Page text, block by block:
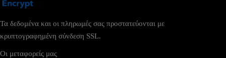
Τα δεδομένα και οι πληρωμές σας προστατεύονται με
κρυπτογραφημένη σύνδεση SSL.
Οι μεταφορείς μας